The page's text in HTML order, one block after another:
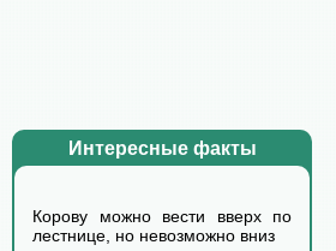
Интересные факты
Корову можно вести вверх по
лестнице, но невозможно вниз